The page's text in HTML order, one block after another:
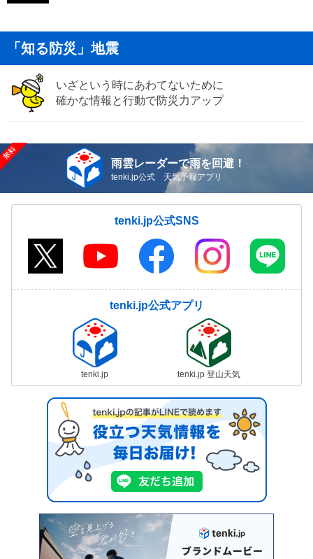
「知る防災」地震
いざという時にあわてないために
確かな情報と行動で防災力アップ
雨雲レーダーで雨を回避！
tenki.jp公式 天気予報アプリ
tenki.jp公式SNS
tenki.jp公式アプリ
tenki.jp tenki.jp 登山天気